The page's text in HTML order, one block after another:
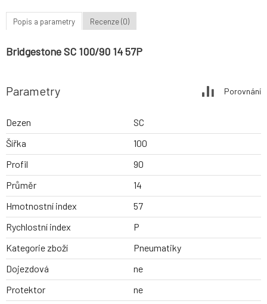
Popis a parametry Recenze (0)
Bridgestone SC 100/90 14 57P
Parametry Porovnání
Dezen
SC
Šířka
100
Profil
90
Průměr
14
Hmotnostní index
57
Rychlostní index
P
Kategorie zboží
Pneumatiky
Dojezdová
ne
Protektor
ne